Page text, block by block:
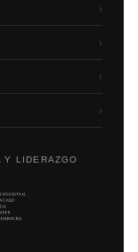
›
›
›
›
Y LIDERAZGO